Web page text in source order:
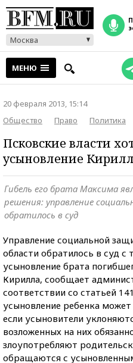
Москва
прямой
МЕНЮ
20 февраля 2013, 15:14
Общество
Право Политика
Псковские власти
усыновление
Гибель его брата Максима
решения: управление
обратилось в суд
Управление социальной
области обратилось в суд
усыновление брата
Кирилла, сообщает
соответствии со статьей
усыновление ребенка
если усыновители
возложенных на них
злоупотребляют
обращаются с